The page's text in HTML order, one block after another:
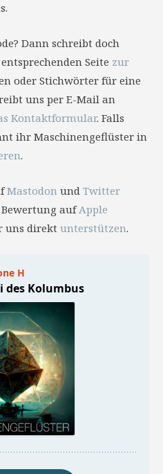
Dann schreibt doch
Seite zur
oder Stichwörter für eine
uns per E-Mail an
Kontaktformular. Falls
ihr Maschinengeflüster in
.
Mastodon und Twitter
aufApple
uns direkt unterstützen.